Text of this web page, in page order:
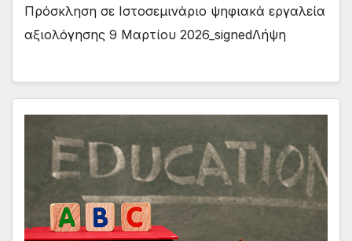
Πρόσκληση σε Ιστοσεμινάριο ψηφιακά εργαλεία
αξιολόγησης 9 Μαρτίου 2026_signedΛήψη